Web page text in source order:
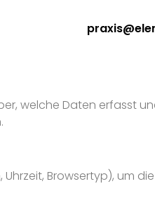
welche Daten erfasst
Browsertyp), um